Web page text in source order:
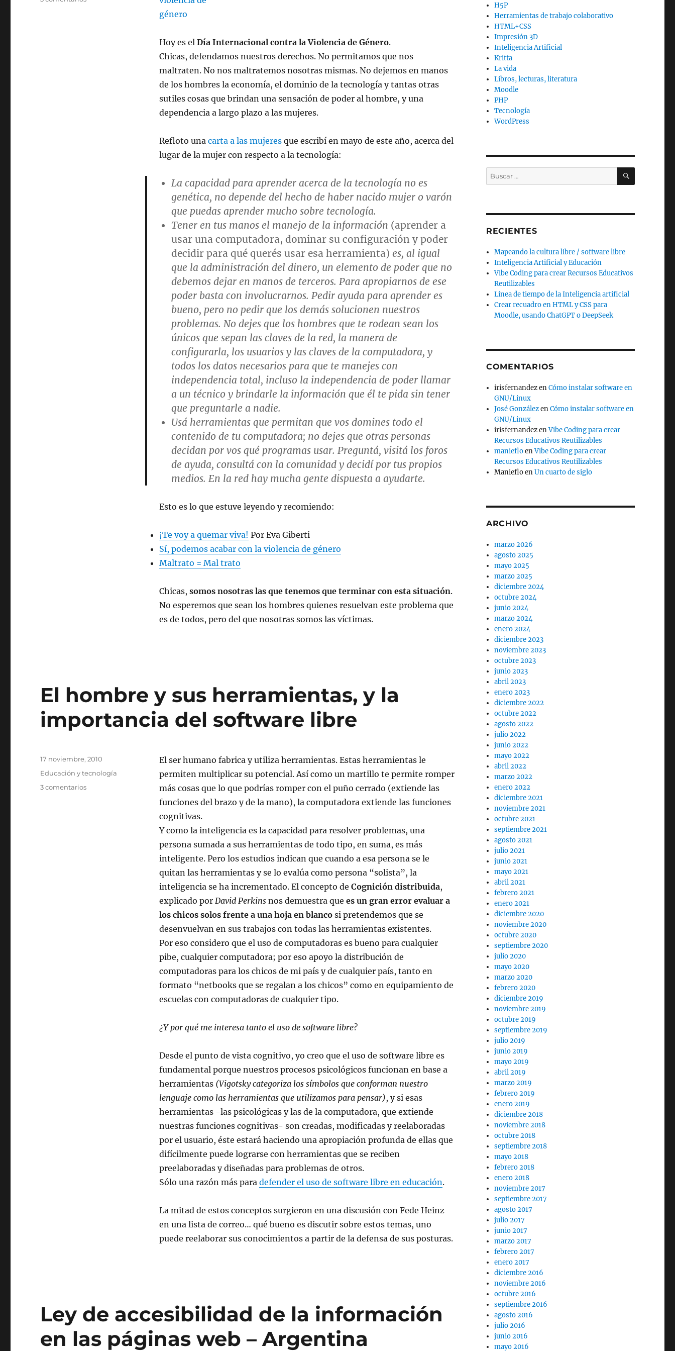
Hoy es el Día Internacional contra la Violencia de Género.
Chicas, defendamos nuestros derechos. No permitamos que nos
maltraten. No nos maltratemos nosotras mismas. No dejemos en manos
de los hombres la economía, el dominio de la tecnología y tantas otras
sutiles cosas que brindan una sensación de poder al hombre, y una
dependencia a largo plazo a las mujeres.
Refloto una carta a las mujeresque escribí en mayo de este año, acerca del
lugar de la mujer con respecto a la tecnología:
La capacidad para aprender acerca de la tecnología no es
genética, no depende del hecho de haber nacido mujer o varón
que puedas aprender mucho sobre tecnología.
Tener en tus manos el manejo de la información (aprender a
usar una computadora, dominar su configuración y poder
decidir para qué querés usar esa herramienta) es, al igual
que la administración del dinero, un elemento de poder que no
debemos dejar en manos de terceros. Para apropiarnos de ese
poder basta con involucrarnos. Pedir ayuda para aprender es
bueno, pero no pedir que los demás solucionen nuestros
problemas. No dejes que los hombres que te rodean sean los
únicos que sepan las claves de la red, la manera de
configurarla, los usuarios y las claves de la computadora, y
todos los datos necesarios para que te manejes con
independencia total, incluso la independencia de poder llamar
a un técnico y brindarle la información que él te pida sin tener
que preguntarle a nadie.
Usá herramientas que permitan que vos domines todo el
contenido de tu computadora; no dejes que otras personas
decidan por vos qué programas usar. Preguntá, visitá los foros
de ayuda, consultá con la comunidad y decidí por tus propios
medios. En la red hay mucha gente dispuesta a ayudarte.
Esto es lo que estuve leyendo y recomiendo:
¡Te voy a quemar viva! Por Eva Giberti
Sí, podemos acabar con la violencia de género
Maltrato = Mal trato
Chicas, somos nosotras las que tenemos que terminar con esta situación.
No esperemos que sean los hombres quienes resuelvan este problema que
es de todos, pero del que nosotras somos las víctimas.
El hombre y sus herramientas, y la
importancia del software libre
El ser humano fabrica y utiliza herramientas. Estas herramientas le
permiten multiplicar su potencial. Así como un martillo te permite romper
más cosas que lo que podrías romper con el puño cerrado (extiende las
funciones del brazo y de la mano), la computadora extiende las funciones
cognitivas.
Y como la inteligencia es la capacidad para resolver problemas, una
persona sumada a sus herramientas de todo tipo, en suma, es más
inteligente. Pero los estudios indican que cuando a esa persona se le
quitan las herramientas y se lo evalúa como persona “solista”, la
inteligencia se ha incrementado. El concepto de Cognición distribuida,
explicado por David Perkinsnos demuestra que es un gran error evaluar a
los chicos solos frente a una hoja en blancosi pretendemos que se
desenvuelvan en sus trabajos con todas las herramientas existentes.
Por eso considero que el uso de computadoras es bueno para cualquier
pibe, cualquier computadora; por eso apoyo la distribución de
computadoras para los chicos de mi país y de cualquier país, tanto en
formato “netbooks que se regalan a los chicos” como en equipamiento de
escuelas con computadoras de cualquier tipo.
¿Y por qué me interesa tanto el uso de software libre?
Desde el punto de vista cognitivo, yo creo que el uso de software libre es
fundamental porque nuestros procesos psicológicos funcionan en base a
herramientas(Vigotsky categoriza los símbolos que conforman nuestro
lenguaje como las herramientas que utilizamos para pensar), y si esas
herramientas -las psicológicas y las de la computadora, que extiende
nuestras funciones cognitivas- son creadas, modificadas y reelaboradas
por el usuario, éste estará haciendo una apropiación profunda de ellas que
difícilmente puede lograrse con herramientas que se reciben
preelaboradas y diseñadas para problemas de otros.
Sólo una razón más para defender el uso de software libre en educación.
La mitad de estos conceptos surgieron en una discusión con Fede Heinz
en una lista de correo… qué bueno es discutir sobre estos temas, uno
puede reelaborar sus conocimientos a partir de la defensa de sus posturas.
Publicado
17 noviembre, 2010
Categorías
Educación y tecnología
3 comentariosen
Ley de accesibilidad de la información
en las páginas web – Argentina
H5P
Herramientas de trabajo colaborativo
HTML+CSS
Impresión 3D
Inteligencia Artificial
Kritta
La vida
Libros, lecturas, literatura
Moodle
PHP
Tecnología
WordPress
Buscar
por:
BUSCAR
RECIENTES
Mapeando la cultura libre / software libre
Inteligencia Artificial y Educación
Vibe Coding para crear Recursos Educativos
Reutilizables
Línea de tiempo de la Inteligencia artificial
Crear recuadro en HTML y CSS para
Moodle, usando ChatGPT o DeepSeek
COMENTARIOS
irisfernandezenCómo instalar software en
GNU/Linux
José GonzálezenCómo instalar software en
GNU/Linux
irisfernandezenVibe Coding para crear
Recursos Educativos Reutilizables
maniefloenVibe Coding para crear
Recursos Educativos Reutilizables
ManiefloenUn cuarto de siglo
ARCHIVO
marzo 2026
agosto 2025
mayo 2025
marzo 2025
diciembre 2024
octubre 2024
junio 2024
marzo 2024
enero 2024
diciembre 2023
noviembre 2023
octubre 2023
junio 2023
abril 2023
enero 2023
diciembre 2022
octubre 2022
agosto 2022
julio 2022
junio 2022
mayo 2022
abril 2022
marzo 2022
enero 2022
diciembre 2021
noviembre 2021
octubre 2021
septiembre 2021
agosto 2021
julio 2021
junio 2021
mayo 2021
abril 2021
febrero 2021
enero 2021
diciembre 2020
noviembre 2020
octubre 2020
septiembre 2020
julio 2020
mayo 2020
marzo 2020
febrero 2020
diciembre 2019
noviembre 2019
octubre 2019
septiembre 2019
julio 2019
junio 2019
mayo 2019
abril 2019
marzo 2019
febrero 2019
enero 2019
diciembre 2018
noviembre 2018
octubre 2018
septiembre 2018
mayo 2018
febrero 2018
enero 2018
noviembre 2017
septiembre 2017
agosto 2017
julio 2017
junio 2017
marzo 2017
febrero 2017
enero 2017
diciembre 2016
noviembre 2016
octubre 2016
septiembre 2016
agosto 2016
julio 2016
junio 2016
mayo 2016